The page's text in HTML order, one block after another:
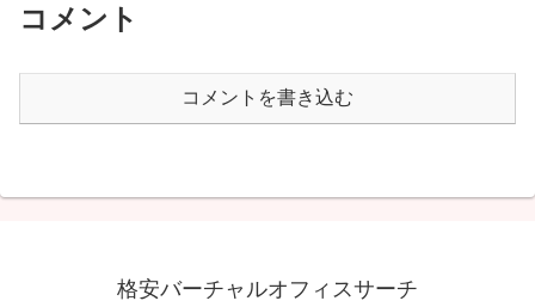
コメント
コメントを書き込む
格安バーチャルオフィスサーチ